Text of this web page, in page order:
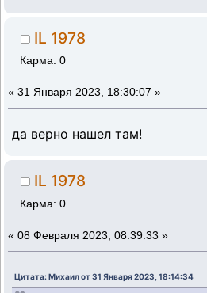
IL 1978
Карма: 0
« 31 Января 2023, 18:30:07 »
да верно нашел там!
IL 1978
Карма: 0
« 08 Февраля 2023, 08:39:33 »
Цитата: Михаил от 31 Января 2023, 18:14:34